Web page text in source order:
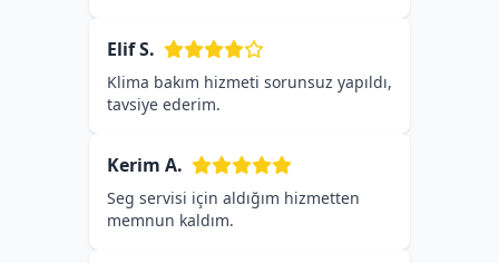
Elif S.
Klima bakım hizmeti sorunsuz yapıldı,
tavsiye ederim.
Kerim A.
Seg servisi için aldığım hizmetten
memnun kaldım.